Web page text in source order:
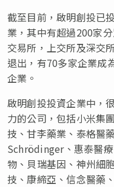
截至目前，啟明創投已
業，其中有超過200家
交易所，上交所及深交
退出，有70多家企業成
企業。
啟明創投投資企業中，
力的公司，包括小米集
技、甘李藥業、泰格醫
Schrödinger、惠泰醫
物、貝瑞基因、神州細
技、康締亞、信念醫藥